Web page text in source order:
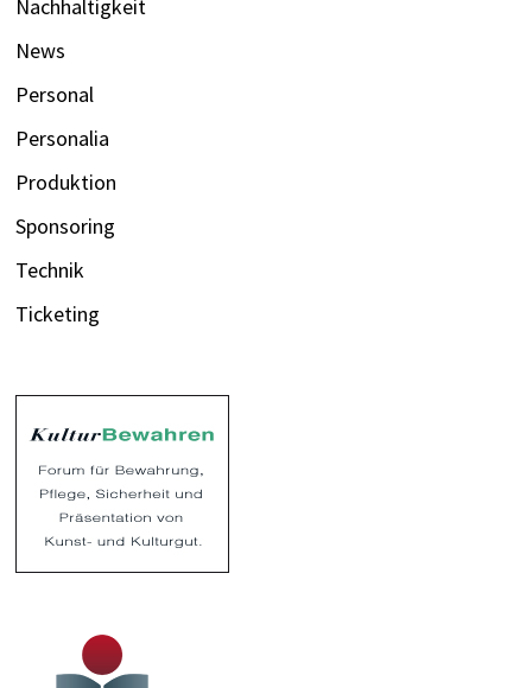
Nachhaltigkeit
News
Personal
Personalia
Produktion
Sponsoring
Technik
Ticketing